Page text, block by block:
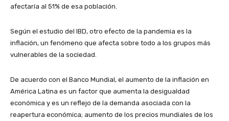
afectaría al 51% de esa población.
Según el estudio del IBD, otro efecto de la pandemia es la
inflación, un fenómeno que afecta sobre todo a los grupos más
vulnerables de la sociedad.
De acuerdo con el Banco Mundial, el aumento de la inflación en
América Latina es un factor que aumenta la desigualdad
económica y es un reflejo de la demanda asociada con la
reapertura económica; aumento de los precios mundiales de los